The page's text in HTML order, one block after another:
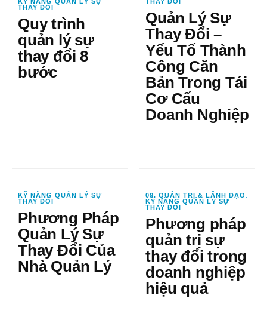
THAY ĐỔI
Quy trình
quản lý sự
thay đổi 8
bước
Quản Lý Sự
Thay Đổi –
Yếu Tố Thành
Công Căn
Bản Trong Tái
Cơ Cấu
Doanh Nghiệp
KỸ NĂNG QUẢN LÝ SỰ
THAY ĐỔI
Phương Pháp
Quản Lý Sự
Thay Đổi Của
Nhà Quản Lý
09. QUẢN TRỊ & LÃNH ĐẠO ,
KỸ NĂNG QUẢN LÝ SỰ
THAY ĐỔI
Phương pháp
quản trị sự
thay đổi trong
doanh nghiệp
hiệu quả